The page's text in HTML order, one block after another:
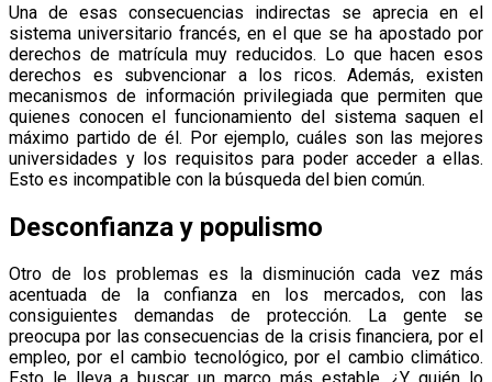
Una de esas consecuencias indirectas se aprecia en el
sistema universitario francés, en el que se ha apostado por
derechos de matrícula muy reducidos. Lo que hacen esos
derechos es subvencionar a los ricos. Además, existen
mecanismos de información privilegiada que permiten que
quienes conocen el funcionamiento del sistema saquen el
máximo partido de él. Por ejemplo, cuáles son las mejores
universidades y los requisitos para poder acceder a ellas.
Esto es incompatible con la búsqueda del bien común.
Desconfianza y populismo
Otro de los problemas es la disminución cada vez más
acentuada de la confianza en los mercados, con las
consiguientes demandas de protección. La gente se
preocupa por las consecuencias de la crisis financiera, por el
empleo, por el cambio tecnológico, por el cambio climático.